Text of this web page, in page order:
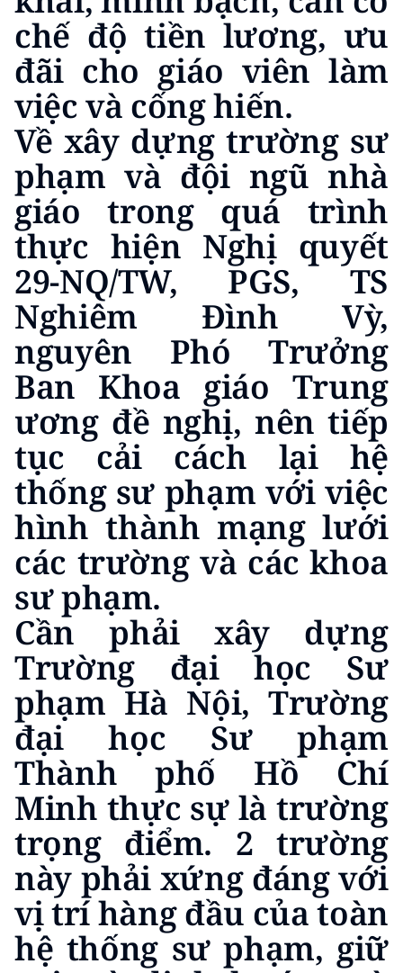
chế độ tiền lương, ưu
đãi cho giáo viên làm
việc và cống hiến.
Về xây dựng trường sư
phạm và đội ngũ nhà
giáo trong quá trình
thực hiện Nghị quyết
29-NQ/TW, PGS, TS
Nghiêm Đình Vỳ,
nguyên Phó Trưởng
Ban Khoa giáo Trung
ương đề nghị, nên tiếp
tục cải cách lại hệ
thống sư phạm với việc
hình thành mạng lưới
các trường và các khoa
sư phạm.
Cần phải xây dựng
Trường đại học Sư
phạm Hà Nội, Trường
đại học Sư phạm
Thành phố Hồ Chí
Minh thực sự là trường
trọng điểm. 2 trường
này phải xứng đáng với
vị trí hàng đầu của toàn
hệ thống sư phạm, giữ